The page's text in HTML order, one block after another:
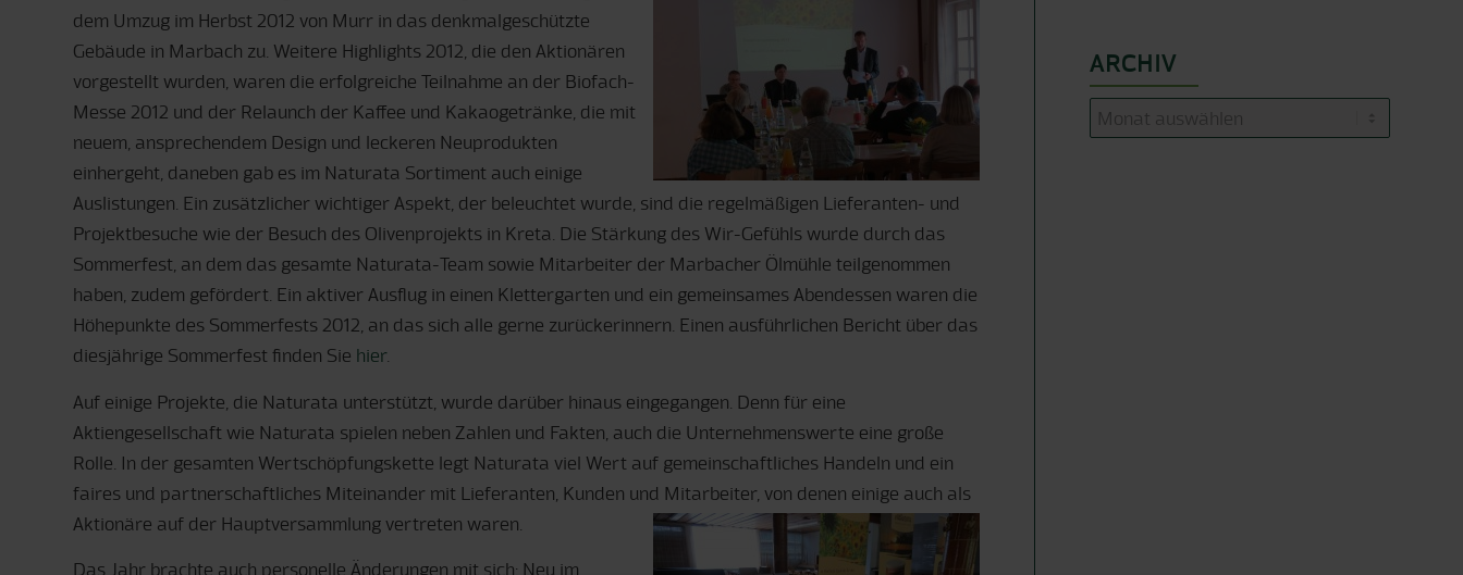
dem Umzug im Herbst 2012 von Murr in das denkmalgeschützte
Gebäude in Marbach zu. Weitere Highlights 2012, die den Aktionären
vorgestellt wurden, waren die erfolgreiche Teilnahme an der Biofach-
Messe 2012 und der Relaunch der Kaffee und Kakaogetränke, die mit
neuem, ansprechendem Design und leckeren Neuprodukten
einhergeht, daneben gab es im Naturata Sortiment auch einige
Auslistungen. Ein zusätzlicher wichtiger Aspekt, der beleuchtet wurde, sind die regelmäßigen Lieferanten- und
Projektbesuche wie der Besuch des Olivenprojekts in Kreta. Die Stärkung des Wir-Gefühls wurde durch das
Sommerfest, an dem das gesamte Naturata-Team sowie Mitarbeiter der Marbacher Ölmühle teilgenommen
haben, zudem gefördert. Ein aktiver Ausflug in einen Klettergarten und ein gemeinsames Abendessen waren die
Höhepunkte des Sommerfests 2012, an das sich alle gerne zurückerinnern. Einen ausführlichen Bericht über das
diesjährige Sommerfest finden Sie hier.
Auf einige Projekte, die Naturata unterstützt, wurde darüber hinaus eingegangen. Denn für eine
Aktiengesellschaft wie Naturata spielen neben Zahlen und Fakten, auch die Unternehmenswerte eine große
Rolle. In der gesamten Wertschöpfungskette legt Naturata viel Wert auf gemeinschaftliches Handeln und ein
faires und partnerschaftliches Miteinander mit Lieferanten, Kunden und Mitarbeiter, von denen einige auch als
Aktionäre auf der Hauptversammlung vertreten waren.
Das Jahr brachte auch personelle Änderungen mit sich: Neu im
ARCHIV